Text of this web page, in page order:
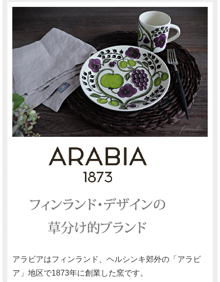
アラビアはフィンランド、ヘルシンキ郊外の「アラビ
ア」地区で1873年に創業した窯です。